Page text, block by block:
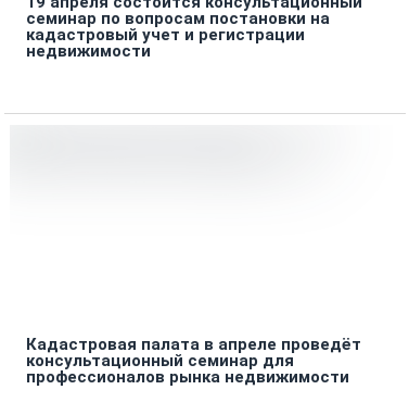
семинар по вопросам постановки на
кадастровый учет и регистрации
недвижимости
Кадастровая палата в апреле проведёт
консультационный семинар для
профессионалов рынка недвижимости